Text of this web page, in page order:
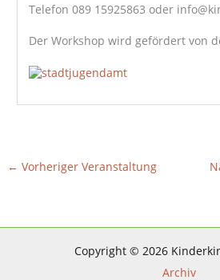
Telefon 089 15925863 oder
Der Workshop wird gefördert von
← Vorheriger Veranstaltung
Copyright © 2026
Archiv